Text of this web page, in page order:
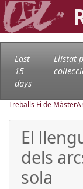
Last
15
days
Llistat
Treballs Fi de Màster
El
dels
sola